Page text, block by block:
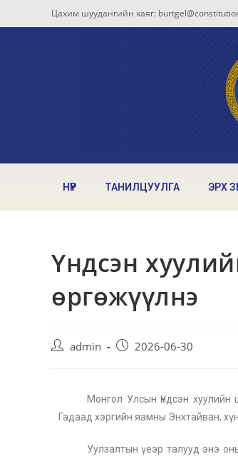
Цахим шуудангийн хаяг:
НҮҮР ТАНИЛЦУУЛГА ЭРХ
Үндсэн
өргөжүүлнэ
admin 2026-06-30
Монгол Улсын Үндсэн
Гадаад хэргийн яамны Энхтайван,
Уулзалтын үеэр талууд энэ